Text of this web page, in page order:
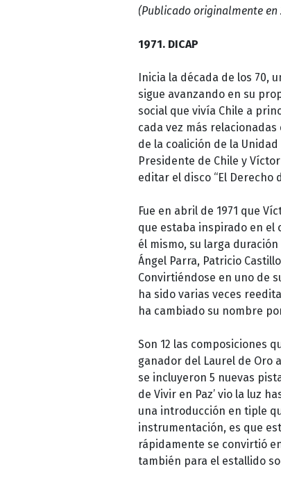
(Publicado originalmente en
1971. DICAP
Inicia la década de los 70,
sigue avanzando en su
social que vivía Chile a
cada vez más
de la coalición de la Unidad
Presidente de Chile y
editar el disco “El Derecho
Fue en abril de 1971 que
que estaba inspirado en el
él mismo, su larga
Ángel Parra, Patricio
Convirtiéndose en uno de
ha sido varias veces
ha cambiado su nombre
Son 12 las composiciones
ganador del Laurel de Oro
se incluyeron 5 nuevas
de Vivir en Paz’ vio la luz
una introducción en tiple
instrumentación, es que
rápidamente se convirtió
también para el estallido